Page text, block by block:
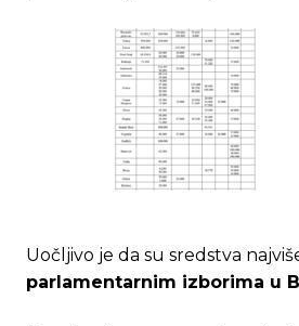
Uočljivo je da su sredstva
parlamentarnim izborima u